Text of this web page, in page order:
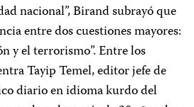
nacional”, Birand subrayó que
entre dos cuestiones mayores:
y el terrorismo”. Entre los
Tayip Temel, editor jefe de
diario en idioma kurdo del